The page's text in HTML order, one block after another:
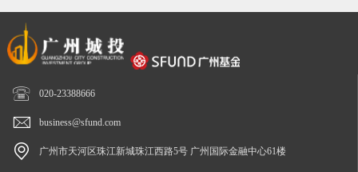
 020-23388666
 business@sfund.com
 广州市天河区珠江新城珠江西路5号 广州国际金融中心61楼